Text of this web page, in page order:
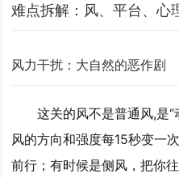
难点拆解：风、平台、心
风力干扰：大自然的恶作剧
这关的风不是普通风,是
风的方向和强度每15秒变一
前行；有时候是侧风，把你